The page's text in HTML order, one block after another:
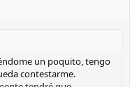
un poquito, tengo
contestarme.